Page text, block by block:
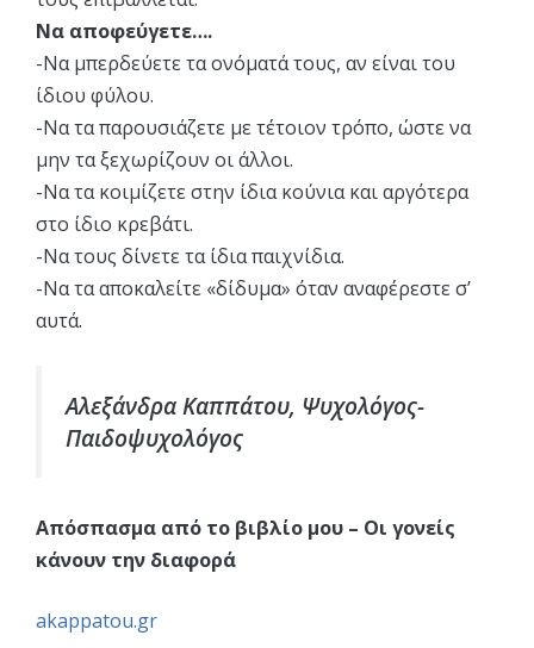
Να αποφεύγετε….
-Nα μπερδεύετε τα ονόματά τους, αν είναι του
ίδιου φύλου.
-Nα τα παρουσιάζετε με τέτοιον τρόπο, ώστε να
μην τα ξεχωρίζουν οι άλλοι.
-Nα τα κοιμίζετε στην ίδια κούνια και αργότερα
στο ίδιο κρεβάτι.
-Nα τους δίνετε τα ίδια παιχνίδια.
-Nα τα αποκαλείτε «δίδυμα» όταν αναφέρεστε σ’
αυτά.
Αλεξάνδρα Καππάτου, Ψυχολόγος-
Παιδοψυχολόγος
Απόσπασμα από το βιβλίο μου – Οι γονείς
κάνουν την διαφορά
akappatou.gr